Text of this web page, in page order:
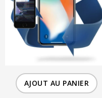
AJOUT AU PANIER